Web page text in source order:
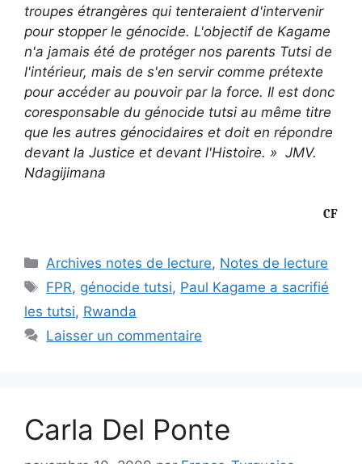
troupes étrangères qui tenteraient d'intervenir
pour stopper le génocide. L'objectif de Kagame
n'a jamais été de protéger nos parents Tutsi de
l'intérieur, mais de s'en servir comme prétexte
pour accéder au pouvoir par la force. Il est donc
coresponsable du génocide tutsi au même titre
que les autres génocidaires et doit en répondre
devant la Justice et devant l'Histoire. » JMV.
Ndagijimana
CF
Catégories
Archives notes de lecture, Notes de lecture
Étiquettes
FPR, génocide tutsi, Paul Kagame a sacrifié
les tutsi, Rwanda
Laisser un commentaire
Carla Del Ponte